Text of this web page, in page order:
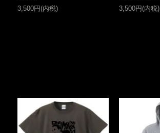
3,500円(内税) 3,500円(内税)